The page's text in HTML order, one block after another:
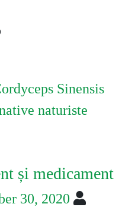
Sinensis
naturiste
și medicament
30, 2020